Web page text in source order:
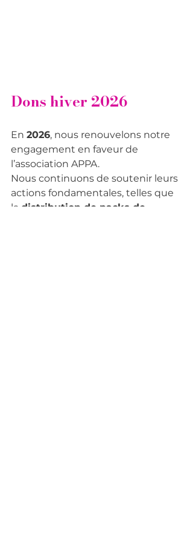
Dons hiver 2026
En 2026, nous renouvelons notre
engagement en faveur de
l’association APPA.
Nous continuons de soutenir leurs
actions fondamentales, telles que
la distribution de packs de